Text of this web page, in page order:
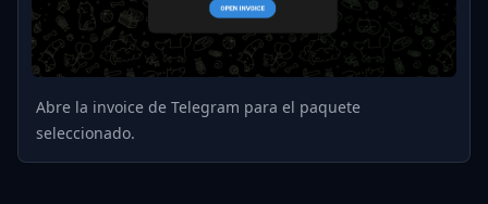
Abre la invoice de Telegram para el paquete
seleccionado.